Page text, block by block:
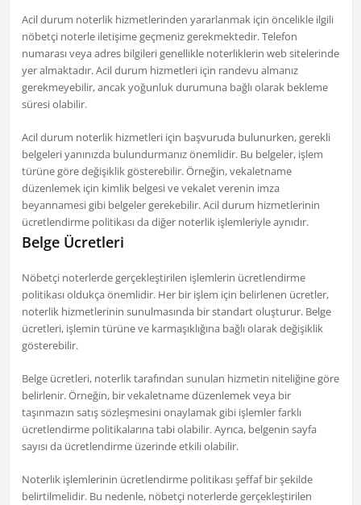
Acil durum noterlik hizmetlerinden yararlanmak için öncelikle ilgili
nöbetçi noterle iletişime geçmeniz gerekmektedir. Telefon
numarası veya adres bilgileri genellikle noterliklerin web sitelerinde
yer almaktadır. Acil durum hizmetleri için randevu almanız
gerekmeyebilir, ancak yoğunluk durumuna bağlı olarak bekleme
süresi olabilir.
Acil durum noterlik hizmetleri için başvuruda bulunurken, gerekli
belgeleri yanınızda bulundurmanız önemlidir. Bu belgeler, işlem
türüne göre değişiklik gösterebilir. Örneğin, vekaletname
düzenlemek için kimlik belgesi ve vekalet verenin imza
beyannamesi gibi belgeler gerekebilir. Acil durum hizmetlerinin
ücretlendirme politikası da diğer noterlik işlemleriyle aynıdır.
Belge Ücretleri
Nöbetçi noterlerde gerçekleştirilen işlemlerin ücretlendirme
politikası oldukça önemlidir. Her bir işlem için belirlenen ücretler,
noterlik hizmetlerinin sunulmasında bir standart oluşturur. Belge
ücretleri, işlemin türüne ve karmaşıklığına bağlı olarak değişiklik
gösterebilir.
Belge ücretleri, noterlik tarafından sunulan hizmetin niteliğine göre
belirlenir. Örneğin, bir vekaletname düzenlemek veya bir
taşınmazın satış sözleşmesini onaylamak gibi işlemler farklı
ücretlendirme politikalarına tabi olabilir. Ayrıca, belgenin sayfa
sayısı da ücretlendirme üzerinde etkili olabilir.
Noterlik işlemlerinin ücretlendirme politikası şeffaf bir şekilde
belirtilmelidir. Bu nedenle, nöbetçi noterlerde gerçekleştirilen